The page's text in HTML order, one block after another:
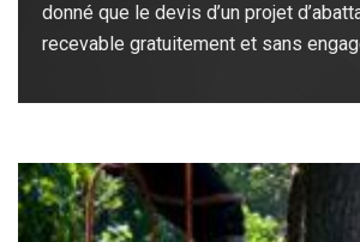
donné que le devis d’un projet
recevable gratuitement et sans